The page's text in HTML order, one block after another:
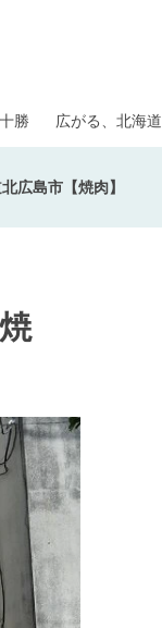
勝 広がる、北海道
広島市【焼肉】